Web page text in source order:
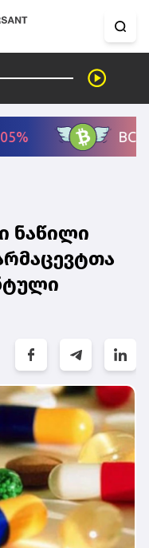
ნაწილი